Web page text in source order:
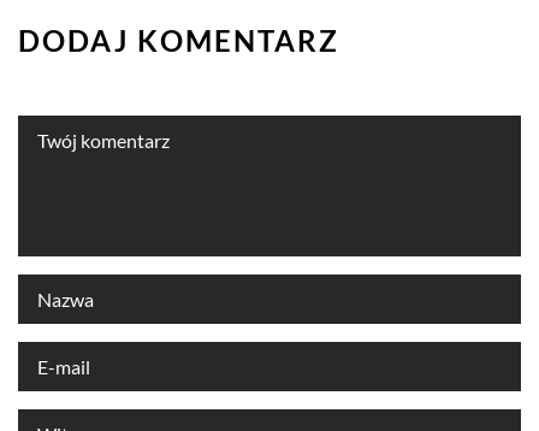
DODAJ KOMENTARZ